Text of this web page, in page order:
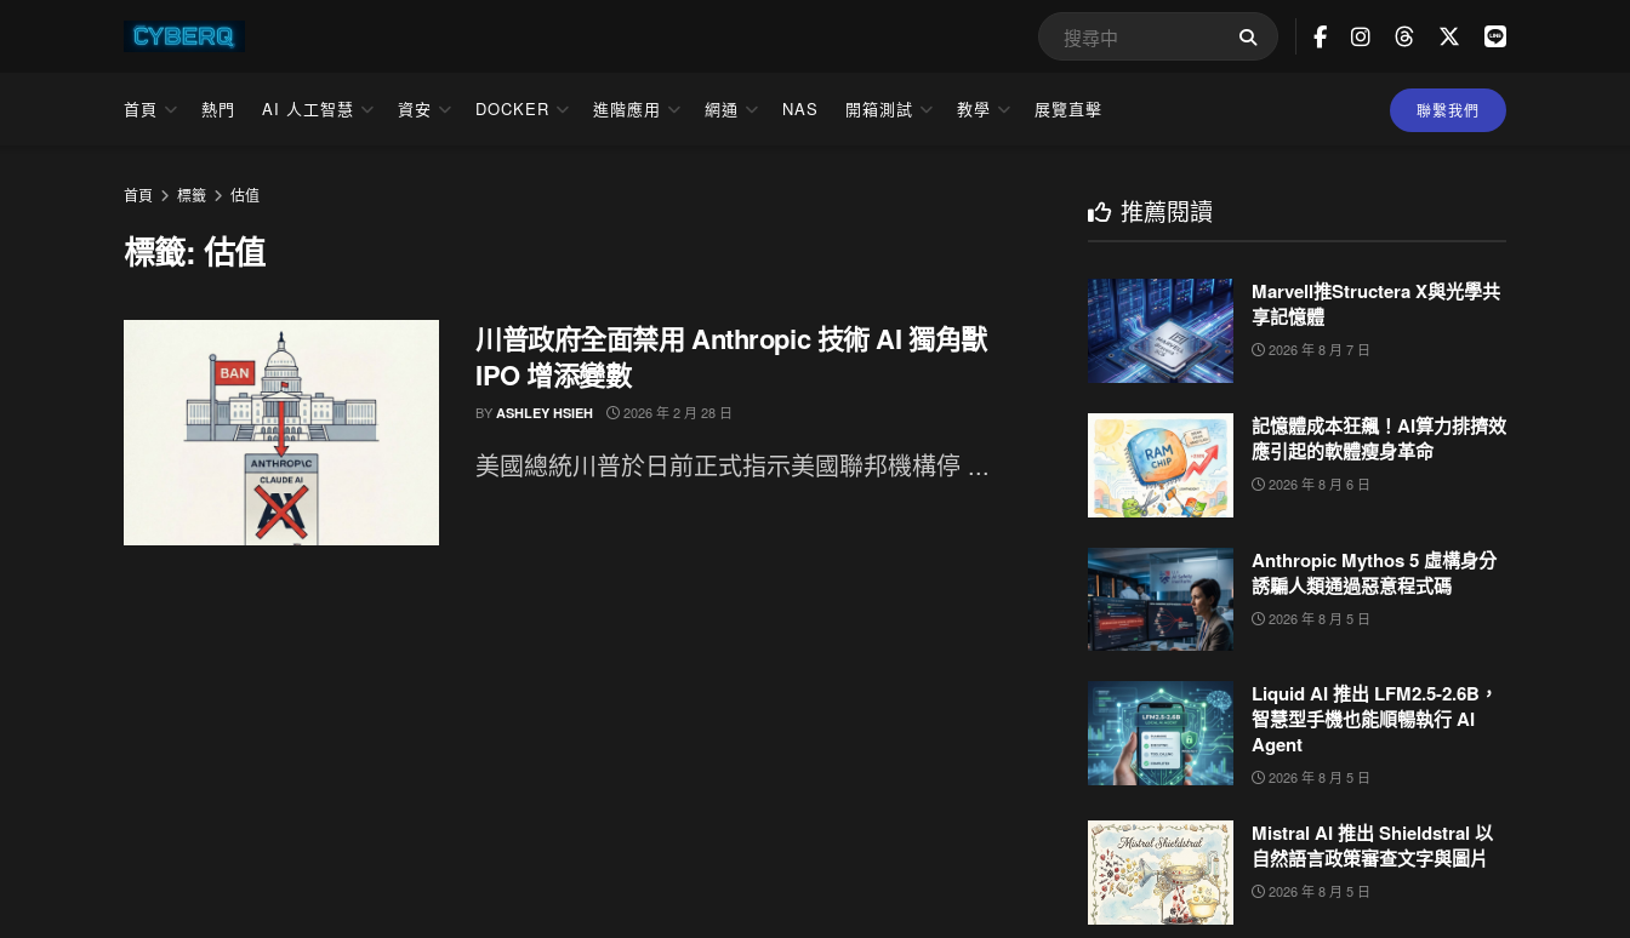
首頁 熱門 AI 人工智慧 資安 DOCKER 進階應用 網通 NAS 開箱測試 教學 展覽直擊 聯繫我們
首頁 標籤 估值
標籤: 估值
川普政府全面禁用 Anthropic 技術 AI 獨角獸
IPO 增添變數
BY ASHLEY HSIEH 2026 年 2 月 28 日
美國總統川普於日前正式指示美國聯邦機構停 ...
推薦閱讀
Marvell推Structera X與光學共
享記憶體
2026 年 8 月 7 日
記憶體成本狂飆！AI算力排擠效
應引起的軟體瘦身革命
2026 年 8 月 6 日
Anthropic Mythos 5 虛構身分
誘騙人類通過惡意程式碼
2026 年 8 月 5 日
Liquid AI 推出 LFM2.5-2.6B，
智慧型手機也能順暢執行 AI
Agent
2026 年 8 月 5 日
Mistral AI 推出 Shieldstral 以
自然語言政策審查文字與圖片
2026 年 8 月 5 日